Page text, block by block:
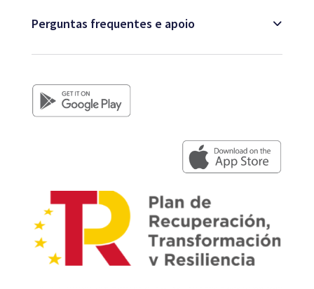
Perguntas frequentes e apoio